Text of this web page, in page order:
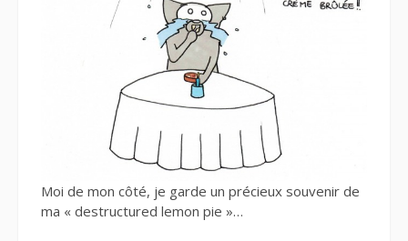
Moi de mon côté, je garde un précieux souvenir de
ma « destructured lemon pie »…